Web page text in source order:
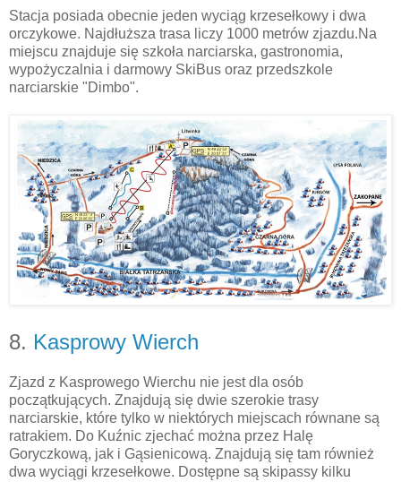
Stacja posiada obecnie jeden wyciąg krzesełkowy i dwa
orczykowe. Najdłuższa trasa liczy 1000 metrów zjazdu.Na
miejscu znajduje się szkoła narciarska, gastronomia,
wypożyczalnia i darmowy SkiBus oraz przedszkole
narciarskie "Dimbo".
8. Kasprowy Wierch
Zjazd z Kasprowego Wierchu nie jest dla osób
początkujących. Znajdują się dwie szerokie trasy
narciarskie, które tylko w niektórych miejscach równane są
ratrakiem. Do Kuźnic zjechać można przez Halę
Goryczkową, jak i Gąsienicową. Znajdują się tam również
dwa wyciągi krzesełkowe. Dostępne są skipassy kilku